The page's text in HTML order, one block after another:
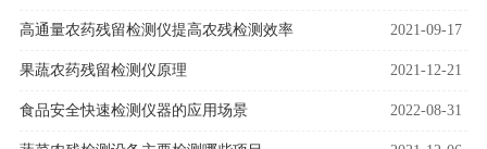
高通量农药残留检测仪提高农残检测效率 2021-09-17
果蔬农药残留检测仪原理 2021-12-21
食品安全快速检测仪器的应用场景 2022-08-31